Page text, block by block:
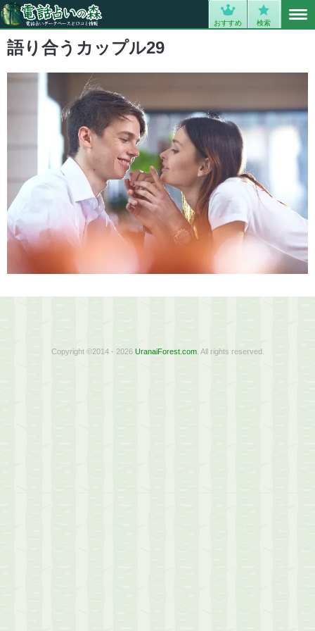
おすすめ 検索
語り合うカップル29
Copyright ©2014 - 2026 UranaiForest.com. All rights reserved.